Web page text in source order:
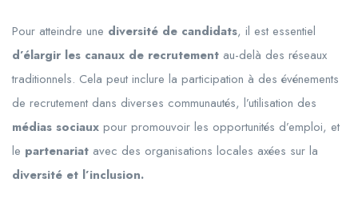
Pour atteindre une diversité de candidats, il est essentiel
d’élargir les canaux de recrutement au-delà des réseaux
traditionnels. Cela peut inclure la participation à des événements
de recrutement dans diverses communautés, l’utilisation des
médias sociaux pour promouvoir les opportunités d’emploi, et
le partenariat avec des organisations locales axées sur la
diversité et l’inclusion.